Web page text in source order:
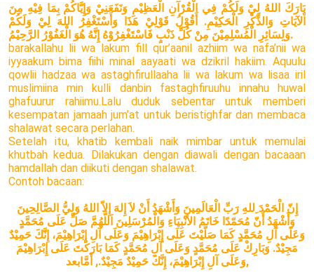
بَارَكَ اللهُ لِيْ وَلَكُمْ فِي الْقُرْآنِ الْعَظِيْمِ وَنَفَعَنِيْ وَإِيَّاكُمْ بِمَا فِيْهِ مِنَ
اْلآيَاتِ وَالذِّكْرِ الْحَكِيْمِ. أَقُوْلُ قَوْلِيْ هَذَا وَأَسْتَغْفِرُ اللهَ لِيْ وَلَكُمْ
وَلِسَائِرِ الْمُسْلِمِيْنَ مِنْ كُلِّ ذَنْبٍ فَاسْتَغْفِرُوْهُ إِنَّهُ هُوَ الْغَفُوْرُ الرَّحِيْمُ.
barakallahu lii wa lakum fill qur’aanil azhiim wa nafa’nii wa
iyyaakum bima fiihi minal aayaati wa dzikril hakiim. Aquulu
qowlii hadzaa wa astaghfirullaaha lii wa lakum wa lisaa iril
muslimiina min kulli danbin fastaghfiruuhu innahu huwal
ghafuurur rahiimu.Lalu duduk sebentar untuk memberi
kesempatan jamaah jum’at untuk beristighfar dan membaca
shalawat secara perlahan.
Setelah itu, khatib kembali naik mimbar untuk memulai
khutbah kedua. Dilakukan dengan diawali dengan bacaaan
hamdallah dan diikuti dengan shalawat.
Contoh bacaan:
إِنّ الْحَمْدَ ِللهِ رَبِّ الْعَالَمِينَ وَأَشْهَدُ أَنْ لاَ إِلهَ إِلاّ اللهُ وَلِيُّ الصَّالِحِينَ
وَأَشْهَدُ أَنّ مُحَمّدًا خَاتَمُ الأَنْْْبِيَاءِ وَالْمُرْسَلِينَ اَللَّهُمَّ صَلِّ عَلَى مُحَمَّدٍ
وَعَلَى آلِ مُحَمَّدٍ كَمَا صَلَّيْتَ عَلَى إِبْرَاهِيْمَ وَعَلَى آلِ إِبْرَاهِيْمَ، إِنَّكَ حَمِيْدٌ
مَجِيْدٌ. وَبَارِكْ عَلَى مُحَمَّدٍ وَعَلَى آلِ مُحَمَّدٍ كَمَا بَارَكْتَ عَلَى إِبْرَاهِيْمَ
وَعَلَى آلِ إِبْرَاهِيْمَ، إِنَّكَ حَمِيْدٌ مَجِيْدٌ., أَمَّابعد,